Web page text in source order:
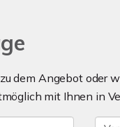
dem Angebot oder
mit Ihnen in